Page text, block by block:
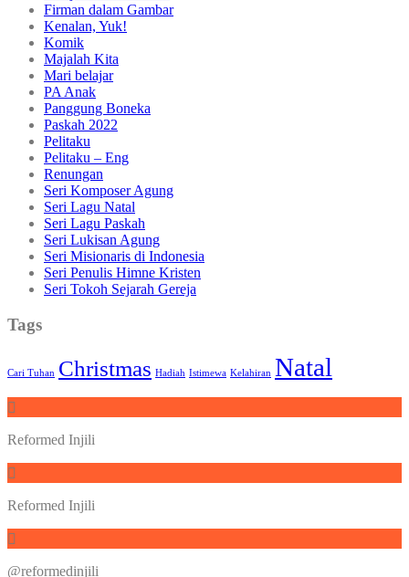
Firman dalam Gambar
Kenalan, Yuk!
Komik
Majalah Kita
Mari belajar
PA Anak
Panggung Boneka
Paskah 2022
Pelitaku
Pelitaku – Eng
Renungan
Seri Komposer Agung
Seri Lagu Natal
Seri Lagu Paskah
Seri Lukisan Agung
Seri Misionaris di Indonesia
Seri Penulis Himne Kristen
Seri Tokoh Sejarah Gereja
Tags
Cari Tuhan Christmas Hadiah Istimewa Kelahiran Natal
Reformed Injili
Reformed Injili
@reformedinjili